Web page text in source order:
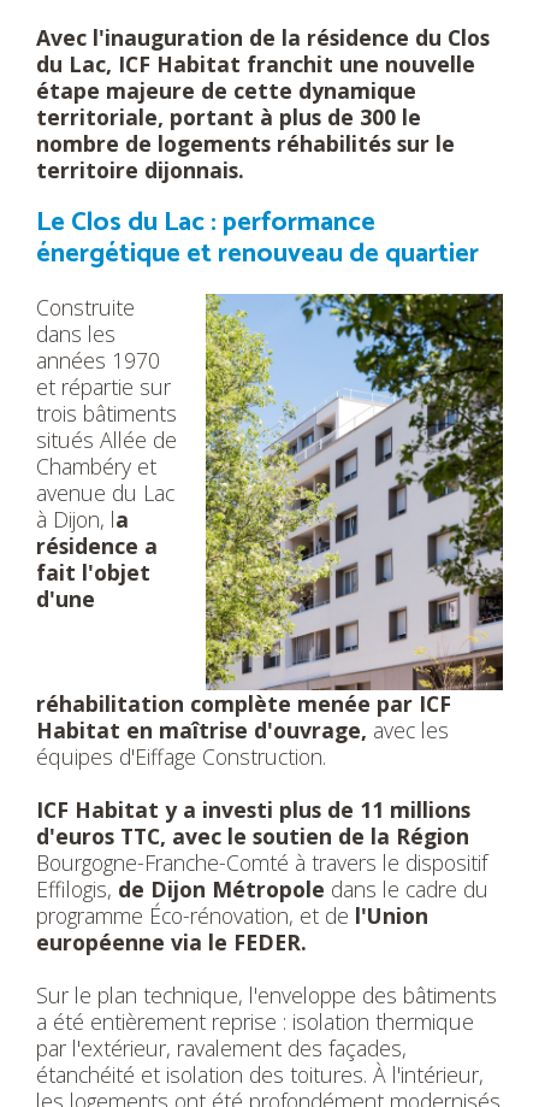
Avec l'inauguration de la résidence du Clos
du Lac, ICF Habitat franchit une nouvelle
étape majeure de cette dynamique
territoriale, portant à plus de 300 le
nombre de logements réhabilités sur le
territoire dijonnais.
Le Clos du Lac : performance
énergétique et renouveau de quartier
Construite
dans les
années 1970
et répartie sur
trois bâtiments
situés Allée de
Chambéry et
avenue du Lac
à Dijon, la
résidence a
fait l'objet
d'une
réhabilitation complète menée par ICF
Habitat en maîtrise d'ouvrage, avec les
équipes d'Eiffage Construction.
ICF Habitat y a investi plus de 11 millions
d'euros TTC, avec le soutien de la Région
Bourgogne-Franche-Comté à travers le dispositif
Effilogis, de Dijon Métropole dans le cadre du
programme Éco-rénovation, et de l'Union
européenne via le FEDER.
Sur le plan technique, l'enveloppe des bâtiments
a été entièrement reprise : isolation thermique
par l'extérieur, ravalement des façades,
étanchéité et isolation des toitures. À l'intérieur,
les logements ont été profondément modernisés